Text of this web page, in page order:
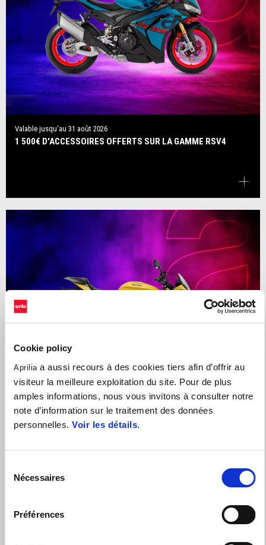
Cookie policy
Aprilia a aussi recours à des cookies tiers afin d’offrir au
visiteur la meilleure exploitation du site. Pour de plus
amples informations, nous vous invitons à consulter notre
note d’information sur le traitement des données
personnelles. Voir les détails.
Nécessaires
Préférences
Valable jusqu'au 31 août 2026
1 500€ D'ACCESSOIRES OFFERTS SUR LA GAMME RSV4
JUSQU'À 1500€ DE REMISE SUR LA GAMME TUONO V4